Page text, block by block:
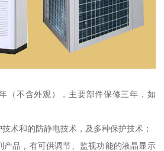
（不含外观），主要部件保修三年，如
术和的防静电技术，及多种保护技术；
产品，有可供调节、监视功能的液晶显示